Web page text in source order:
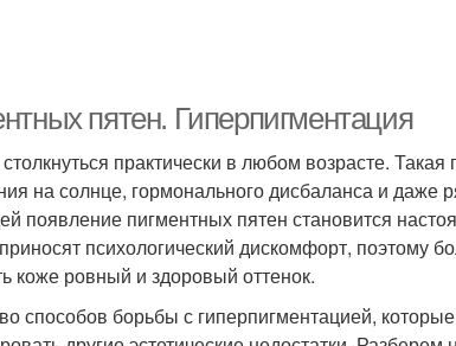
пятен. Гиперпигментация
практически в любом возрасте. Такая
на солнце, гормонального дисбаланса и даже
появление пигментных пятен становится
психологический дискомфорт, поэтому
коже ровный и здоровый оттенок.
способов борьбы с гиперпигментацией,